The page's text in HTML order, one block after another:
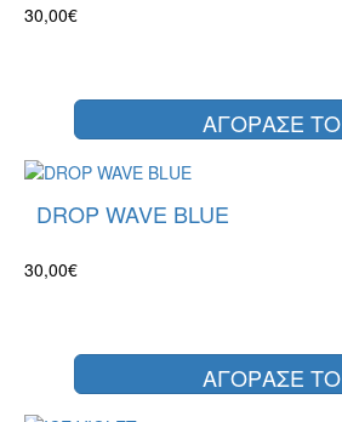
30,00€
ΑΓΟΡΑΣΕ ΤΟ
DROP WAVE BLUE
30,00€
ΑΓΟΡΑΣΕ ΤΟ